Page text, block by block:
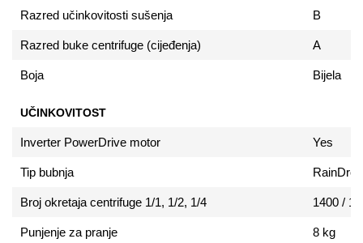
Razred učinkovitosti sušenja B
Razred buke centrifuge (cijeđenja) A
Boja Bijela
UČINKOVITOST
Inverter PowerDrive motor Yes
Tip bubnja
Broj okretaja centrifuge 1/1, 1/2, 1/4 1400 /
Punjenje za pranje 8 kg